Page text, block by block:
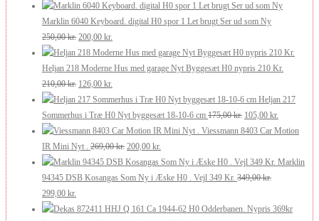
oprindelige
pris
250,00 kr..
aktuelle
pris
200,00 kr..
Marklin 6040 Keyboard. digital H0 spor 1 Let brugt Ser ud som Ny
250,00kr. Den
oprindelige
pris
var:
250,00 kr..
200,00 kr.
aktuelle
pris
200,00 kr..
Heljan 218 Moderne Hus med garage Nyt Byggesæt H0 nypris 210 Kr.
210,00kr. Den
oprindelige
pris
var:
210,00 kr..
126,00 kr.
aktuelle
pris
er:
126,00 kr..
Heljan 217
Sommerhus i Træ H0 Nyt byggesæt 18-10-6 cm 175,00kr. Den
oprindelige
var:
175,00 kr..
105,00 kr.
aktuelle
er:
105,00 kr..
Viessmann 8403 Car Motion
IR Mini Nyt .
269,00kr. Den
oprindelige
pris
269,00 kr..
200,00 kr.
aktuelle
pris
200,00 kr..
Marklin
94345 DSB Kosangas Som Ny i Æske H0 . Vejl 349 Kr. 349,00kr.
Den
oprindelige
299,00 kr.
aktuelle